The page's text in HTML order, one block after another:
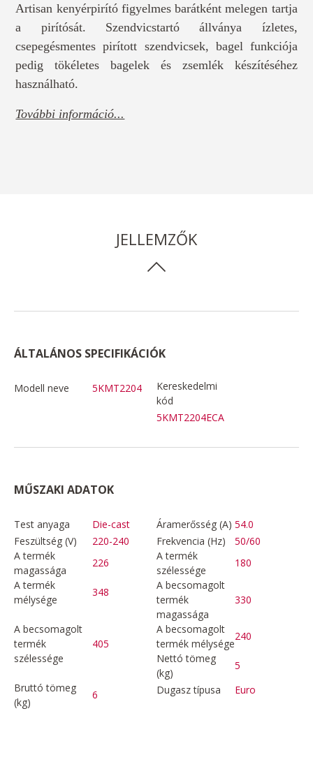
Artisan kenyérpirító figyelmes barátként melegen tartja
a pirítósát. Szendvicstartó állványa ízletes,
csepegésmentes pirított szendvicsek, bagel funkciója
pedig tökéletes bagelek és zsemlék készítéséhez
használható.
További információ...
JELLEMZŐK
ÁLTALÁNOS SPECIFIKÁCIÓK
Modell neve 5KMT2204
Kereskedelmi
kód
5KMT2204ECA
MŰSZAKI ADATOK
Test anyaga Die-cast Áramerősség (A) 54.0
Feszültség (V)
220-240 Frekvencia (Hz)
50/60
A termék
magassága
226
A termék
szélessége
180
A termék
mélysége
348
A becsomagolt
termék
magassága
330
A becsomagolt
termék
szélessége
405
A becsomagolt
termék mélysége
240
Nettó tömeg
(kg)
5
Bruttó tömeg
(kg)
6 Dugasz típusa Euro